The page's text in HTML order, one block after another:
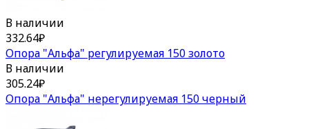
В наличии
332.64₽
Опора "Альфа" регулируемая 150 золото
В наличии
305.24₽
Опора "Альфа" нерегулируемая 150 черный